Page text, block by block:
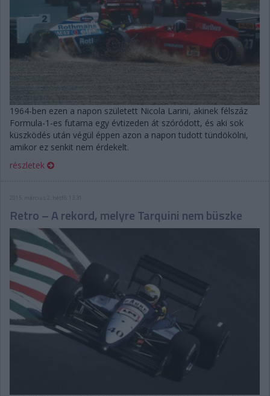
1964-ben ezen a napon született Nicola Larini, akinek félszáz
Formula-1-es futama egy évtizeden át szóródott, és aki sok
küszködés után végül éppen azon a napon tudott tündökölni,
amikor ez senkit nem érdekelt.
részletek
2015. március 2. hétfő, 13:31
Retro – A rekord, melyre Tarquini nem büszke